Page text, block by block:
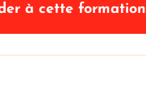
à cette formation